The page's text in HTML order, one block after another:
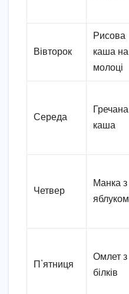
Вівторок
Рисова
каша на
молоці
Середа
Гречана
каша
Четвер
Манка з
яблуком
П’ятниця
Омлет з
білків